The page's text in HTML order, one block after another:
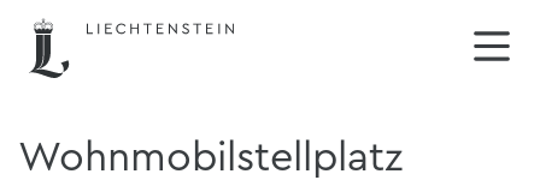
Wohnmobilstellplatz